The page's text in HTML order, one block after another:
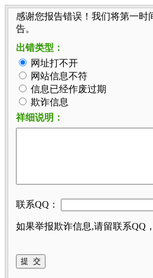
感谢您报告错误！我们将第一时
告。
出错类型：
网址打不开
网站信息不符
信息已经作废过期
欺诈信息
祥细说明：
联系QQ：
如果举报欺诈信息,请留联系QQ